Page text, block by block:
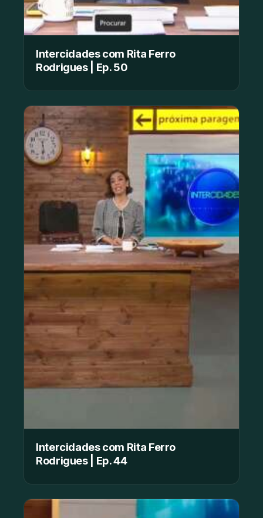
Intercidades com Rita Ferro
Rodrigues | Ep. 50
Intercidades com Rita Ferro
Rodrigues | Ep. 44